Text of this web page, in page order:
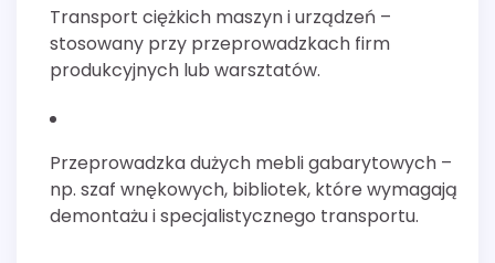
Transport ciężkich maszyn i urządzeń –
stosowany przy przeprowadzkach firm
produkcyjnych lub warsztatów.
Przeprowadzka dużych mebli gabarytowych –
np. szaf wnękowych, bibliotek, które wymagają
demontażu i specjalistycznego transportu.